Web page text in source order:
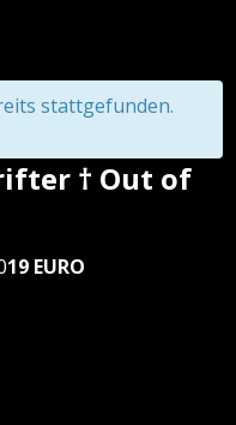
stattgefunden.
† Out of
19 EURO